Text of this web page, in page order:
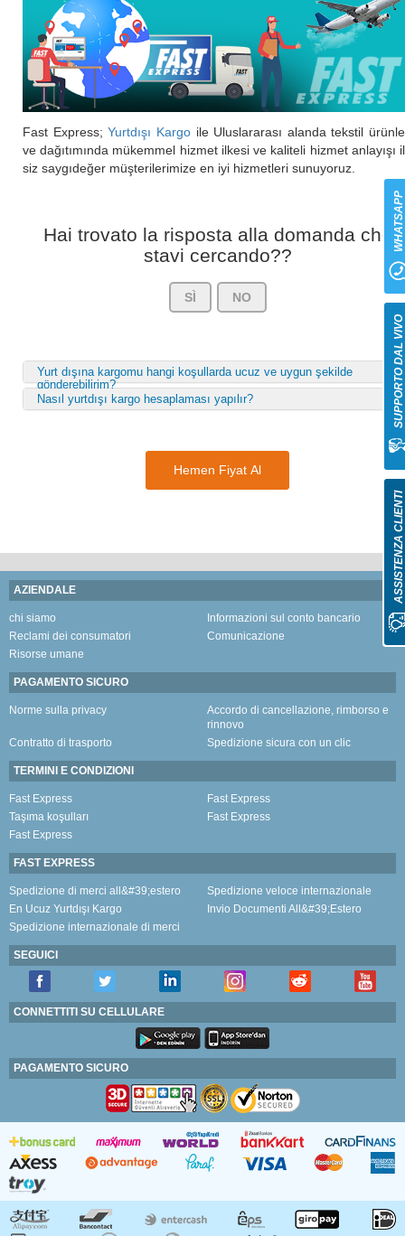
Fast Express;Yurtdışı Kargoile Uluslararası alanda tekstil
ve dağıtımında mükemmel hizmet ilkesi ve kaliteli hizmet anlayışı
siz saygıdeğer müşterilerimize en iyi hizmetleri sunuyoruz.
Hai trovato la risposta alla domanda che
stavi cercando??
SÌ NO
Yurt dışına kargomu hangi koşullarda ucuz ve uygun şekilde
gönderebilirim?
Nasıl yurtdışı kargo hesaplaması yapılır?
Hemen Fiyat Al
AZIENDALE
chi siamo
Informazioni sul conto bancario
Reclami dei consumatori
Comunicazione
Risorse umane
PAGAMENTO SICURO
Norme sulla privacy
Accordo di cancellazione, rimborso e
rinnovo
Contratto di trasporto
Spedizione sicura con un clic
TERMINI E CONDIZIONI
Fast Express
Fast Express
Taşıma koşulları
Fast Express
Fast Express
FAST EXPRESS
Spedizione di merci all&#39;estero
Spedizione veloce internazionale
En Ucuz Yurtdışı Kargo
Invio Documenti All&#39;Estero
Spedizione internazionale di merci
SEGUICI
CONNETTITI SU CELLULARE
PAGAMENTO SICURO
ASSISTENZA CLIENTI
SUPPORTO DAL VIVO
WHATSAPP